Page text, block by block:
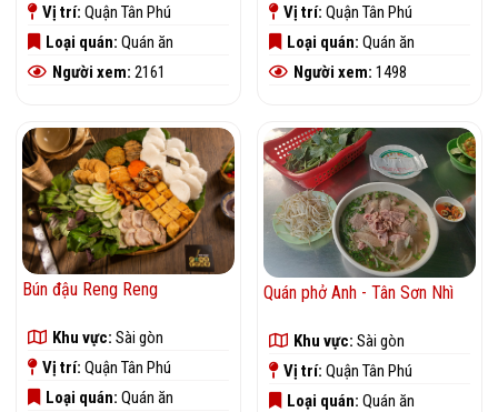
Vị trí: Quận Tân Phú
Loại quán: Quán ăn
Người xem: 2161
Vị trí: Quận Tân Phú
Loại quán: Quán ăn
Người xem: 1498
Bún đậu Reng Reng
Khu vực: Sài gòn
Vị trí: Quận Tân Phú
Loại quán: Quán ăn
Quán phở Anh - Tân Sơn Nhì
Khu vực: Sài gòn
Vị trí: Quận Tân Phú
Loại quán: Quán ăn